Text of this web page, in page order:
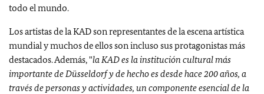
todo el mundo.
Los artistas de la KAD son representantes de la escena artística
mundial y muchos de ellos son incluso sus protagonistas más
destacados. Además, "la KAD es la institución cultural más
importante de Düsseldorf y de hecho es desde hace 200 años, a
través de personas y actividades, un componente esencial de la